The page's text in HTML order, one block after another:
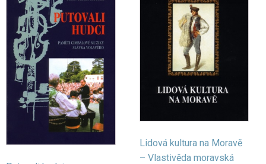
Lidová kultura na Moravě
– Vlastivěda moravská